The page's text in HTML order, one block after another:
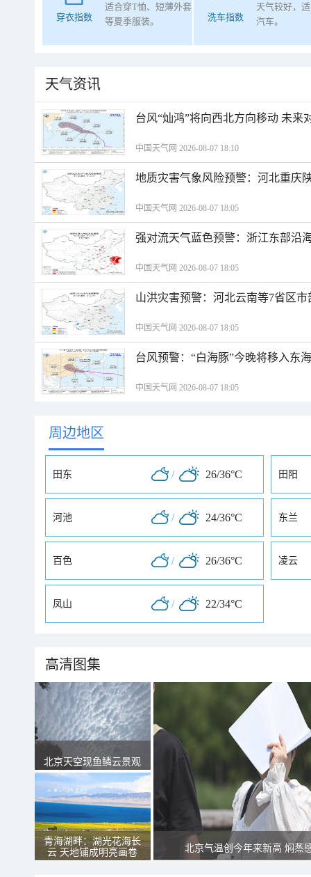
穿衣指数
适合穿T恤、短薄外套
等夏季服装。
洗车指数
天气较好，
汽车。
天气资讯
台风“灿鸿”将向西北方向移动 未来
中国天气网 2026-08-07 18:10
地质灾害气象风险预警：河北重庆
中国天气网 2026-08-07 18:05
强对流天气蓝色预警：浙江东部沿
中国天气网 2026-08-07 18:05
山洪灾害预警：河北云南等7省区
中国天气网 2026-08-07 18:05
台风预警：“白海豚”今晚将移入东
中国天气网 2026-08-07 18:05
周边地区
田东 / 26/36°C 田阳
河池 / 24/36°C 东兰
百色 / 26/36°C 凌云
凤山 / 22/34°C
高清图集
北京天空现鱼鳞云景观
青海湖畔：湖光花海长
云 天地铺成明亮画卷
北京气温创今年来新高 焖蒸